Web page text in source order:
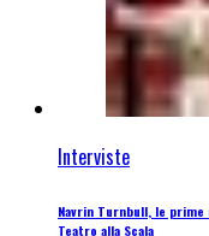
Interviste
Navrin Turnbull, le
Teatro alla Scala